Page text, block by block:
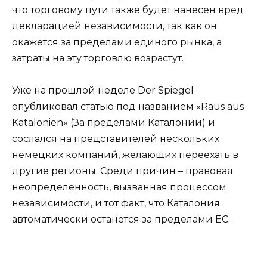
что торговому пути также будет нанесен вред
декларацией независимости, так как он
окажется за пределами единого рынка, а
затраты на эту торговлю возрастут.
Уже на прошлой неделе Der Spiegel
опубликовал статью под названием «Raus aus
Katalonien» (За пределами Каталонии) и
сослался на представителей нескольких
немецких компаний, желающих переехать в
другие регионы. Среди причин – правовая
неопределенность, вызванная процессом
независимости, и тот факт, что Каталония
автоматически останется за пределами ЕС.